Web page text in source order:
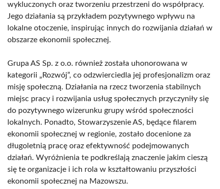
wykluczonych oraz tworzeniu przestrzeni do współpracy.
Jego działania są przykładem pozytywnego wpływu na
lokalne otoczenie, inspirując innych do rozwijania działań w
obszarze ekonomii społecznej.
Grupa AS Sp. z o.o. również została uhonorowana w
kategorii „Rozwój”, co odzwierciedla jej profesjonalizm oraz
misję społeczną. Działania na rzecz tworzenia stabilnych
miejsc pracy i rozwijania usług społecznych przyczyniły się
do pozytywnego wizerunku grupy wśród społeczności
lokalnych. Ponadto, Stowarzyszenie AS, będące filarem
ekonomii społecznej w regionie, zostało docenione za
długoletnią pracę oraz efektywność podejmowanych
działań. Wyróżnienia te podkreślają znaczenie jakim cieszą
się te organizacje i ich rola w kształtowaniu przyszłości
ekonomii społecznej na Mazowszu.